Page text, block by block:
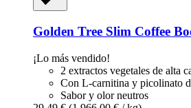
Golden Tree Slim Coffee
¡Lo más vendido!
2 extractos vegetales de alta
Con L-carnitina y picolinato
Sabor y olor neutros